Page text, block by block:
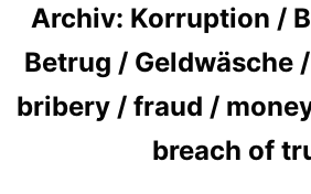
Archiv: Korruption /
Betrug / Geldwäsche
bribery / fraud /
breach of